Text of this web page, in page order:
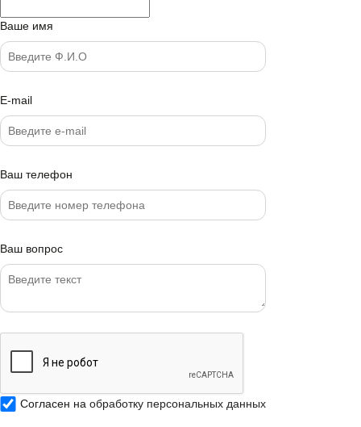
Ваше имя
E-mail
Ваш телефон
Ваш вопрос
Согласен на обработку персональных данных